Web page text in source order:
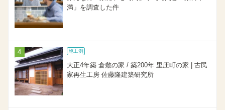
満」を調査した件
施工例
大正4年築 倉敷の家 / 築200年 里庄町の家 | 古民
家再生工房 佐藤隆建築研究所